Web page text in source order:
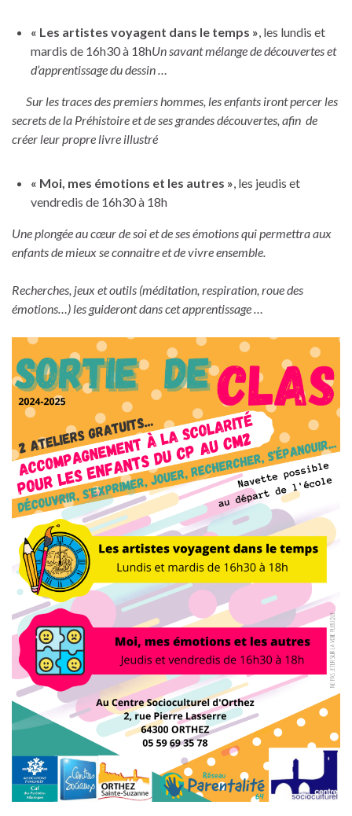
« Les artistes voyagent dans le temps », les lundis et
mardis de 16h30 à 18hUn savant mélange de découvertes et
d’apprentissage du dessin …
Sur les traces des premiers hommes, les enfants iront percer les
secrets de la Préhistoire et de ses grandes découvertes, afin de
créer leur propre livre illustré
« Moi, mes émotions et les autres », les jeudis et
vendredis de 16h30 à 18h
Une plongée au cœur de soi et de ses émotions qui permettra aux
enfants de mieux se connaitre et de vivre ensemble.
Recherches, jeux et outils (méditation, respiration, roue des
émotions…) les guideront dans cet apprentissage …